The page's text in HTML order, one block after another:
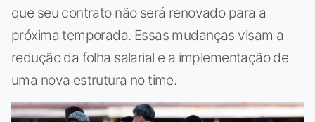
que seu contrato não será renovado para a
próxima temporada. Essas mudanças visam a
redução da folha salarial e a implementação de
uma nova estrutura no time.